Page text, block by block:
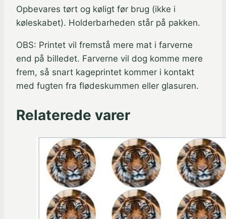
Opbevares tørt og køligt før brug (ikke i
køleskabet). Holderbarheden står på pakken.
OBS: Printet vil fremstå mere mat i farverne
end på billedet. Farverne vil dog komme mere
frem, så snart kageprintet kommer i kontakt
med fugten fra flødeskummen eller glasuren.
Relaterede varer